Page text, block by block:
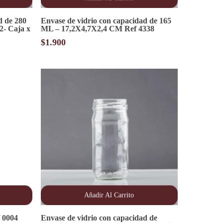
de 280
Caja x
Envase de vidrio con capacidad de 165
ML – 17,2X4,7X2,4 CM Ref 4338
$1.900
Añadir Al Carrito
Envase de vidrio con capacidad de